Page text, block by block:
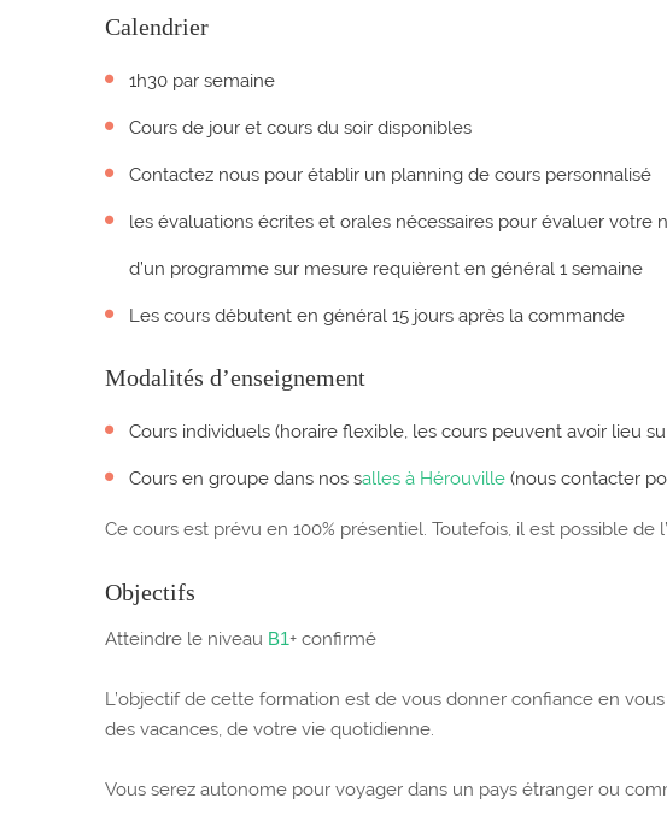
Calendrier
1h30 par semaine
Cours de jour et cours du soir disponibles
Contactez nous pour établir un planning de cours personnalisé
les évaluations écrites et orales nécessaires pour évaluer
d’un programme sur mesure requièrent en général 1 semaine
Les cours débutent en général 15 jours après la commande
Modalités d’enseignement
Cours individuels (horaire flexible, les cours peuvent avoir lieu
Cours en groupe dans nos salles à Hérouville (nous contacter
Ce cours est prévu en 100% présentiel. Toutefois, il est possible
Objectifs
Atteindre le niveau B1+ confirmé
L’objectif de cette formation est de vous donner confiance en
des vacances, de votre vie quotidienne.
Vous serez autonome pour voyager dans un pays étranger ou